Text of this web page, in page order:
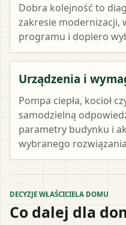
Dobra kolejność to
zakresie modernizacji,
programu i dopiero
Urządzenia i
Pompa ciepła, kocioł
samodzielną
parametry budynku i
wybranego
DECYZJE WŁAŚCICIELA DOMU
Co dalej dla